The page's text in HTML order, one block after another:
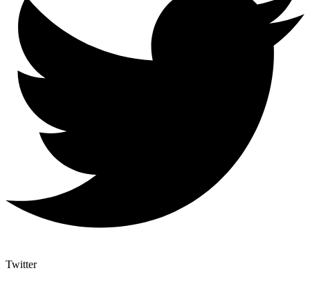
Twitter